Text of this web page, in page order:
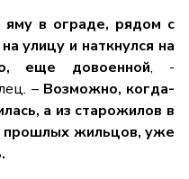
в ограде, рядом с
улицу и наткнулся на
еще довоенной, -
– Возможно, когда-
а из старожилов в
прошлых жильцов, уже